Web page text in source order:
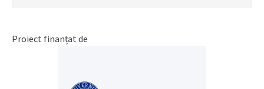
Proiect finanțat de